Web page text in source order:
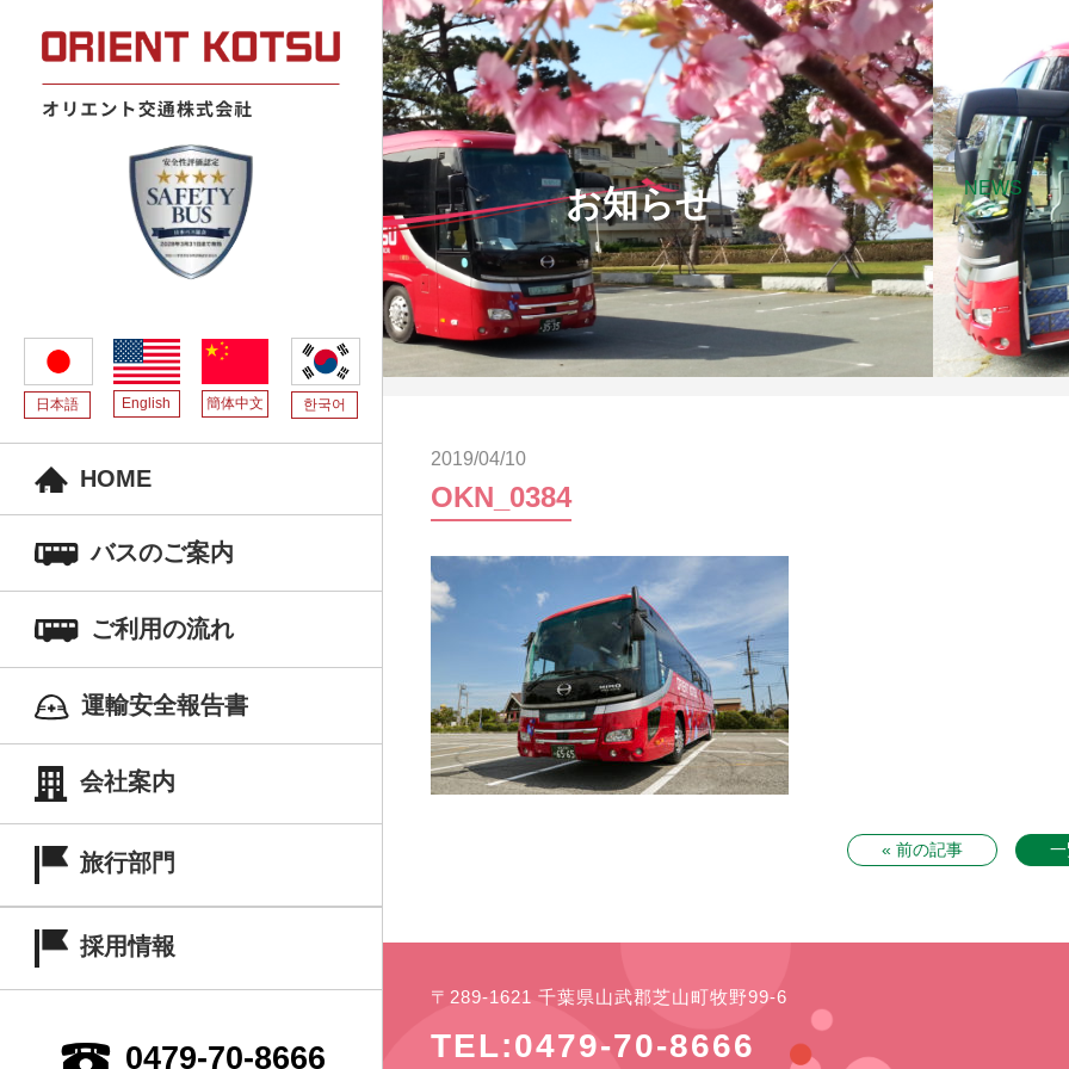
日本語 English 簡体中文 한국어
HOME
バスのご案内
ご利用の流れ
運輸安全報告書
会社案内
旅行部門
採用情報
0479-70-8666
お知らせ NEWS
2019/04/10
OKN_0384
« 前の記事
〒289-1621 千葉県山武郡芝山町牧野99-6
TEL:0479-70-8666